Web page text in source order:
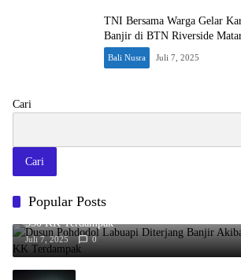
TNI Bersama Warga Gelar
Banjir di BTN Riverside
Bali Nusra Juli 7, 2025
Cari
Cari
Popular Posts
Dusun Pohdodol Labuapi Diterjang Banjir
350 KK Terdampak
Juli 7, 2025 0